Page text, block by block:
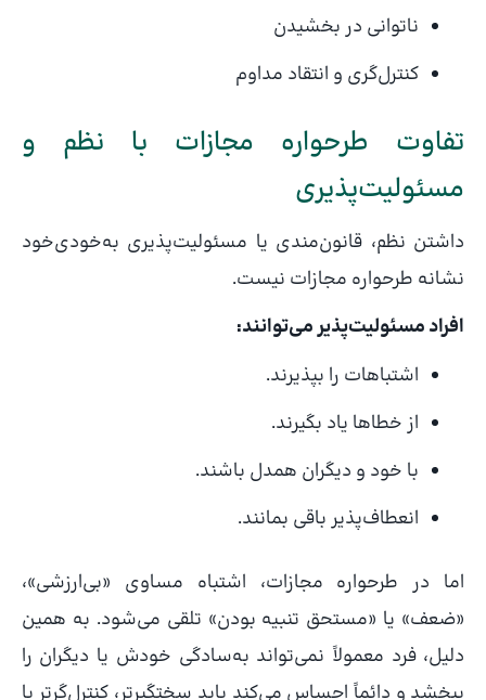
ناتوانی در بخشیدن
کنترل‌گری و انتقاد مداوم
تفاوت طرحواره مجازات با نظم و
مسئولیت‌پذیری
داشتن نظم، قانون‌مندی یا مسئولیت‌پذیری به‌خودی‌خود
نشانه طرحواره مجازات نیست.
افراد مسئولیت‌پذیر می‌توانند:
اشتباهات را بپذیرند.
از خطاها یاد بگیرند.
با خود و دیگران همدل باشند.
انعطاف‌پذیر باقی بمانند.
اما در طرحواره مجازات، اشتباه مساوی «بی‌ارزشی»،
«ضعف» یا «مستحق تنبیه بودن» تلقی می‌شود. به همین
دلیل، فرد معمولاً نمی‌تواند به‌سادگی خودش یا دیگران را
ببخشد و دائماً احساس می‌کند باید سختگیرتر، کنترل‌گرتر یا